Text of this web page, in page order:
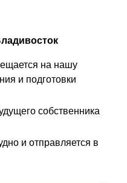
на нашу
и подготовки
собственника
и отправляется в